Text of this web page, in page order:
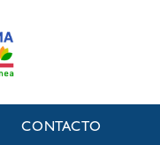
CONTACTO